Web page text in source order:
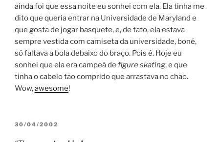
ainda foi que essa noite eu sonhei com ela. Ela tinha me
dito que queria entrar na Universidade de Maryland e
que gosta de jogar basquete, e, de fato, ela estava
sempre vestida com camiseta da universidade, boné,
só faltava a bola debaixo do braço. Pois é. Hoje eu
sonhei que ela era campeã de figure skating, e que
tinha o cabelo tão comprido que arrastava no chão.
Wow,awesome!
POSTED
30/04/2002